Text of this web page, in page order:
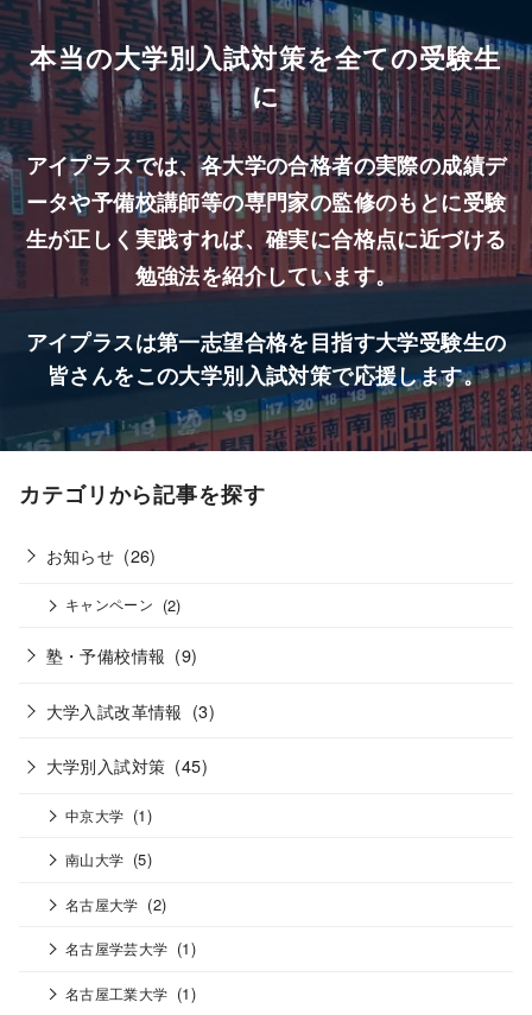
本当の大学別入試対策を全ての受験生
に
アイプラスでは、各大学の合格者の実際の成績デ
ータや予備校講師等の専門家の監修のもとに受験
生が正しく実践すれば、確実に合格点に近づける
勉強法を紹介しています。
アイプラスは第一志望合格を目指す大学受験生の
皆さんをこの大学別入試対策で応援します。
カテゴリから記事を探す
お知らせ (26)
キャンペーン (2)
塾・予備校情報 (9)
大学入試改革情報 (3)
大学別入試対策 (45)
中京大学 (1)
南山大学 (5)
名古屋大学 (2)
名古屋学芸大学 (1)
名古屋工業大学 (1)